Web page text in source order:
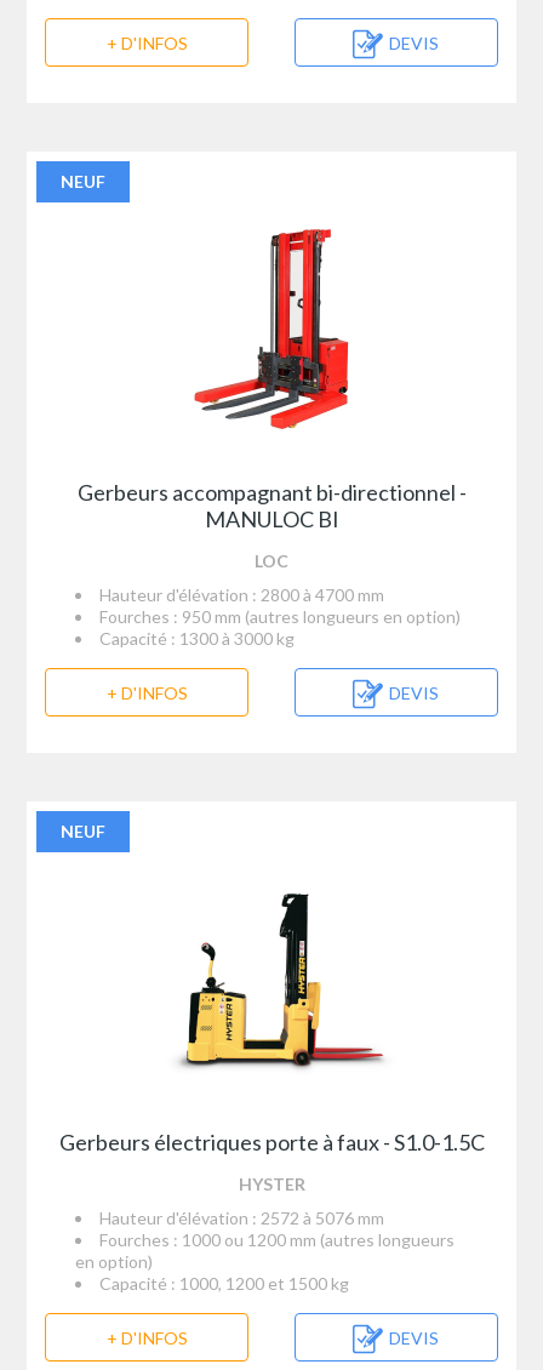
+ D'INFOS DEVIS
NEUF
Gerbeurs accompagnant bi-directionnel -
MANULOC BI
LOC
Hauteur d'élévation : 2800 à 4700 mm
Fourches : 950 mm (autres longueurs en option)
Capacité : 1300 à 3000 kg
+ D'INFOS DEVIS
NEUF
Gerbeurs électriques porte à faux - S1.0-1.5C
HYSTER
Hauteur d'élévation : 2572 à 5076 mm
Fourches : 1000 ou 1200 mm (autres longueurs
en option)
Capacité : 1000, 1200 et 1500 kg
+ D'INFOS DEVIS